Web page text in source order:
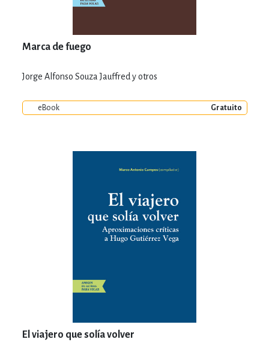
Marca de fuego
Jorge Alfonso Souza Jauffred y otros
eBook Gratuito
El viajero que solía volver